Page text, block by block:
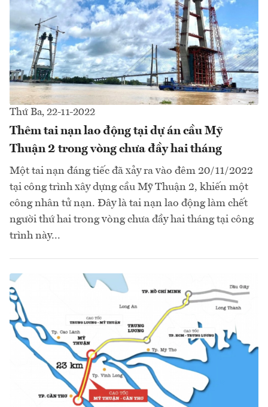
Thứ Ba, 22-11-2022
Thêm tai nạn lao động tại dự án cầu Mỹ
Thuận 2 trong vòng chưa đầy hai tháng
Một tai nạn đáng tiếc đã xảy ra vào đêm 20/11/2022
tại công trình xây dựng cầu Mỹ Thuận 2, khiến một
công nhân tử nạn. Đây là tai nạn lao động làm chết
người thứ hai trong vòng chưa đầy hai tháng tại công
trình này...